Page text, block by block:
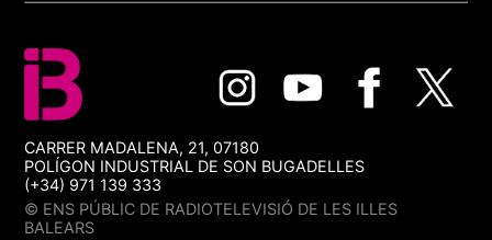
CARRER MADALENA, 21, 07180
POLÍGON INDUSTRIAL DE SON BUGADELLES
(+34) 971 139 333
© ENS PÚBLIC DE RADIOTELEVISIÓ DE LES ILLES
BALEARS